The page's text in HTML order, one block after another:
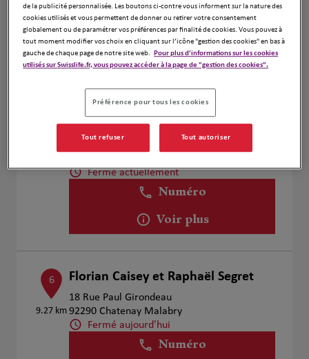
8.87 km 94100 Saint-Maur-des-Fossés
Fermé aujourd'hui
Numéro
Voir plus
BERREBI Patrick
Fermé actuellement
Numéro
Voir plus
6
9.27 km
Florian Caisey et Raphaël Segret
18 Rue Paul Girondeau
92290 Chatenay Malabry
Fermé aujourd'hui
Numéro
de la publicité personnalisée. Les boutons ci-contre vous informent sur la nature des
cookies utilisés et vous permettent de donner ou retirer votre consentement
globalement ou de paramétrer vos préférences par finalité de cookies. Vous pouvez à
tout moment modifier vos choix en cliquant sur l’icône "gestion des cookies" en bas à
gauche de chaque page de notre site web. Pour plus d'informations sur les cookies
utilisés sur Swisslife.fr, vous pouvez accéder à la page de "gestion des cookies".
Préférence pour tous les cookies
Tout refuser Tout autoriser